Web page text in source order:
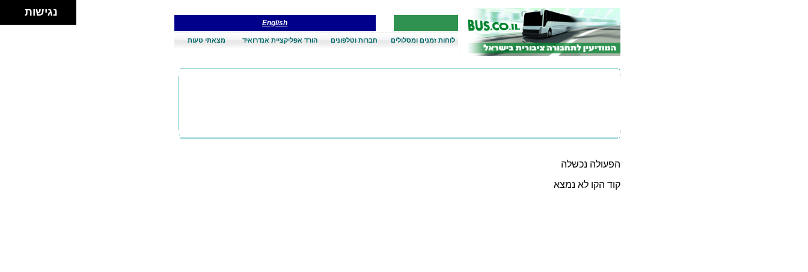
English
לוחות זמנים ומסלולים חברות וטלפונים הורד אפליקציית אנדרואיד מצאתי טעות
הפעולה נכשלה
קוד הקו לא נמצא
נגישות